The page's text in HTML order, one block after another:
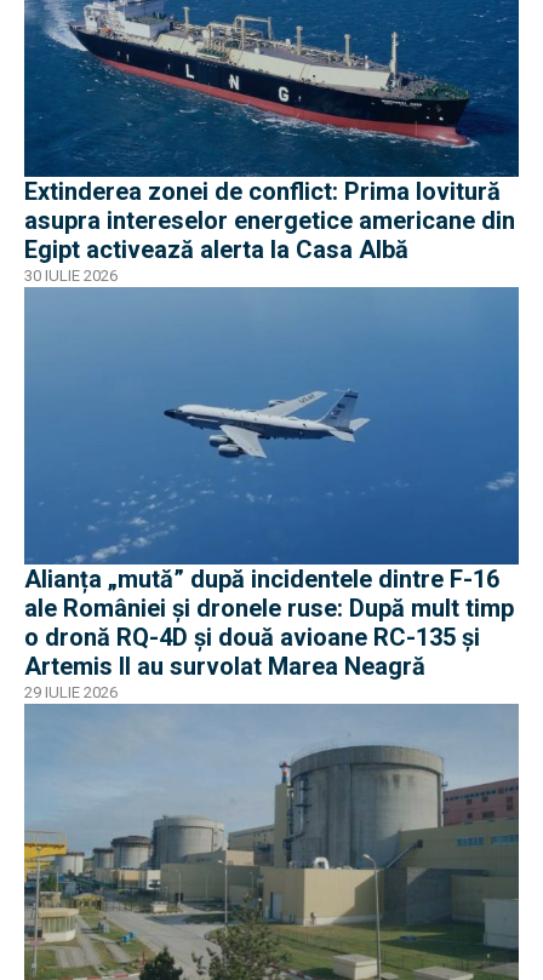
Extinderea zonei de conflict: Prima lovitură
asupra intereselor energetice americane din
Egipt activează alerta la Casa Albă
30 IULIE 2026
Alianța „mută” după incidentele dintre F-16
ale României și dronele ruse: După mult timp
o dronă RQ-4D și două avioane RC-135 și
Artemis II au survolat Marea Neagră
29 IULIE 2026